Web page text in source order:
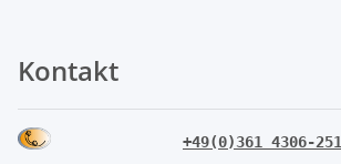
Kontakt
+49(0)361 4306-251